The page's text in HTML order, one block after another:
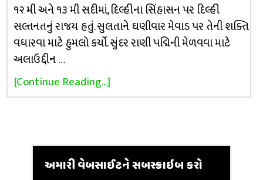
૧૨ મી અને ૧૩ મી સદીમાં, દિલ્હીના સિંહાસન પર દિલ્હી
સલ્તનતનું રાજય હતું. સુલતાને ઘણીવાર મેવાડ પર તેની શક્તિ
વધારવા માટે હુમલો કર્યો. સુંદર રાણી પદ્મિની મેળવવા માટે
અલાઉદ્દીન …
[Continue Reading...]
અમારી વેબસાઈટને સબસ્ક્રાઇબ કરો